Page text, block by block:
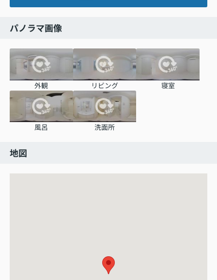
パノラマ画像
外観 リビング 寝室
風呂 洗面所
地図